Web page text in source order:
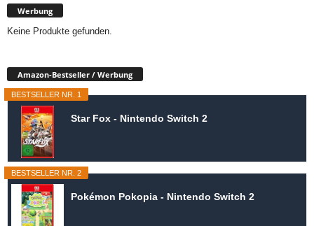
Werbung
Keine Produkte gefunden.
Amazon-Bestseller / Werbung
BESTSELLER NR. 1
Star Fox - Nintendo Switch 2
BESTSELLER NR. 2
Pokémon Pokopia - Nintendo Switch 2